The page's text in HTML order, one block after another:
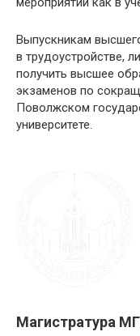
Выпускникам
в трудоустройстве,
получить высшее
экзаменов по
Поволжском
университете.
Магистратура